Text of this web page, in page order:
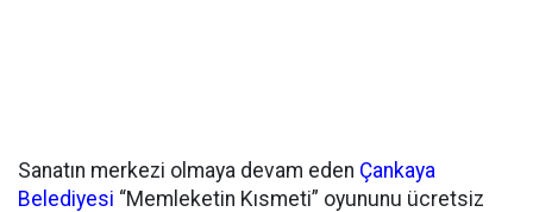
Sanatın merkezi olmaya devam eden Çankaya
Belediyesi “Memleketin Kısmeti” oyununu ücretsiz